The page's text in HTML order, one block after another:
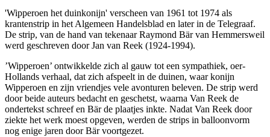
'Wipperoen het duinkonijn' verscheen van 1961 tot 1974 als
krantenstrip in het Algemeen Handelsblad en later in de Telegraaf.
De strip, van de hand van tekenaar Raymond Bär van Hemmersweil
werd geschreven door Jan van Reek (1924-1994).
’Wipperoen’ ontwikkelde zich al gauw tot een sympathiek, oer-
Hollands verhaal, dat zich afspeelt in de duinen, waar konijn
Wipperoen en zijn vriendjes vele avonturen beleven. De strip werd
door beide auteurs bedacht en geschetst, waarna Van Reek de
ondertekst schreef en Bär de plaatjes inkte. Nadat Van Reek door
ziekte het werk moest opgeven, werden de strips in balloonvorm
nog enige jaren door Bär voortgezet.